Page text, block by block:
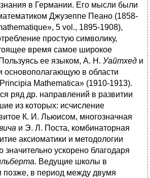
в Германии. Его мысли были
Джузеппе Пеано (1858-
5 vol., 1895-1908),
простую символику,
время самое широкое
ее языком, А. Н. Уайтхед и
основополагающую в области
Mathematica» (1910-1913).
ряд др. направлений в развитии
из которых: исчисление
К. И. Льюисом, многозначная
и Э. Л. Поста, комбинаторная
аксиоматики и методологии
ускорено благодаря
Ведущие школы в
позже, в период между двумя